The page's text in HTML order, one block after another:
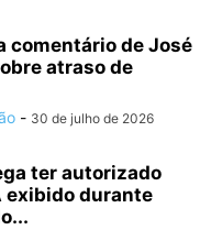
comentário de José
atraso de
- 30 de julho de 2026
ter autorizado
exibido durante